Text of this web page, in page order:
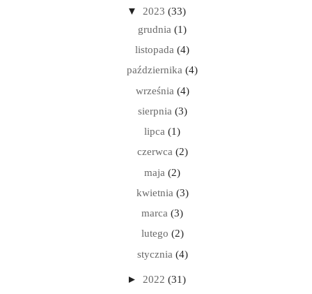
▼ 2023 (33)
grudnia (1)
listopada (4)
października (4)
września (4)
sierpnia (3)
lipca (1)
czerwca (2)
maja (2)
kwietnia (3)
marca (3)
lutego (2)
stycznia (4)
► 2022 (31)